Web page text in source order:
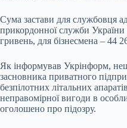
Сума застави для службовця
прикордонної служби України
гривень, для бізнесмена – 44
Як інформував Укрінформ,
засновника приватного
безпілотних літальних
неправомірної вигоди в
оголошено про підозру.